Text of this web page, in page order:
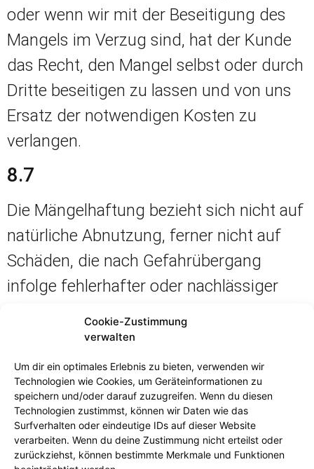
Cookie-Zustimmung
verwalten
Um dir ein optimales Erlebnis zu bieten, verwenden wir
Technologien wie Cookies, um Geräteinformationen zu
speichern und/oder darauf zuzugreifen. Wenn du diesen
Technologien zustimmst, können wir Daten wie das
Surfverhalten oder eindeutige IDs auf dieser Website
verarbeiten. Wenn du deine Zustimmung nicht erteilst oder
zurückziehst, können bestimmte Merkmale und Funktionen
oder wenn wir mit der Beseitigung des
Mangels im Verzug sind, hat der Kunde
das Recht, den Mangel selbst oder durch
Dritte beseitigen zu lassen und von uns
Ersatz der notwendigen Kosten zu
verlangen.
8.7
Die Mängelhaftung bezieht sich nicht auf
natürliche Abnutzung, ferner nicht auf
Schäden, die nach Gefahrübergang
infolge fehlerhafter oder nachlässiger
Beanspruchung oder fehlerhafter
Montage entstehen.
8.8
Durch etwa seitens des Kunden oder
Dritte unsachgemäß ohne vorherige